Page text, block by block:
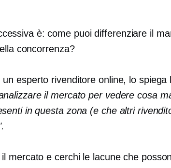
è: come puoi differenziare il
concorrenza?
esperto rivenditore online, lo spiega
il mercato per vedere cosa
in questa zona (e che altri
mercato e cerchi le lacune che